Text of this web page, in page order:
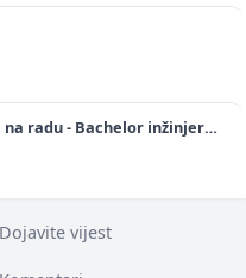
radu - Bachelor inžinjer
Dojavite vijest